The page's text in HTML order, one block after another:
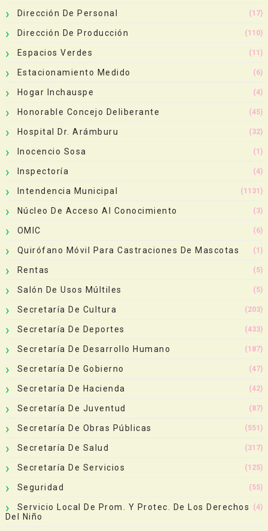
Dirección De Personal (17)
Dirección De Producción (110)
Espacios Verdes (11)
Estacionamiento Medido (6)
Hogar Inchauspe (4)
Honorable Concejo Deliberante (45)
Hospital Dr. Arámburu (32)
Inocencio Sosa (1)
Inspectoría (4)
Intendencia Municipal (1131)
Núcleo De Acceso Al Conocimiento (3)
OMIC (6)
Quirófano Móvil Para Castraciones De Mascotas (1)
Rentas (5)
Salón De Usos Múltiles (5)
Secretaría De Cultura (203)
Secretaría De Deportes (433)
Secretaría De Desarrollo Humano (187)
Secretaría De Gobierno (47)
Secretaría De Hacienda (42)
Secretaría De Juventud (87)
Secretaría De Obras Públicas (551)
Secretaría De Salud (317)
Secretaría De Servicios (125)
Seguridad (55)
Servicio Local De Prom. Y Protec. De Los Derechos
Del Niño
(4)